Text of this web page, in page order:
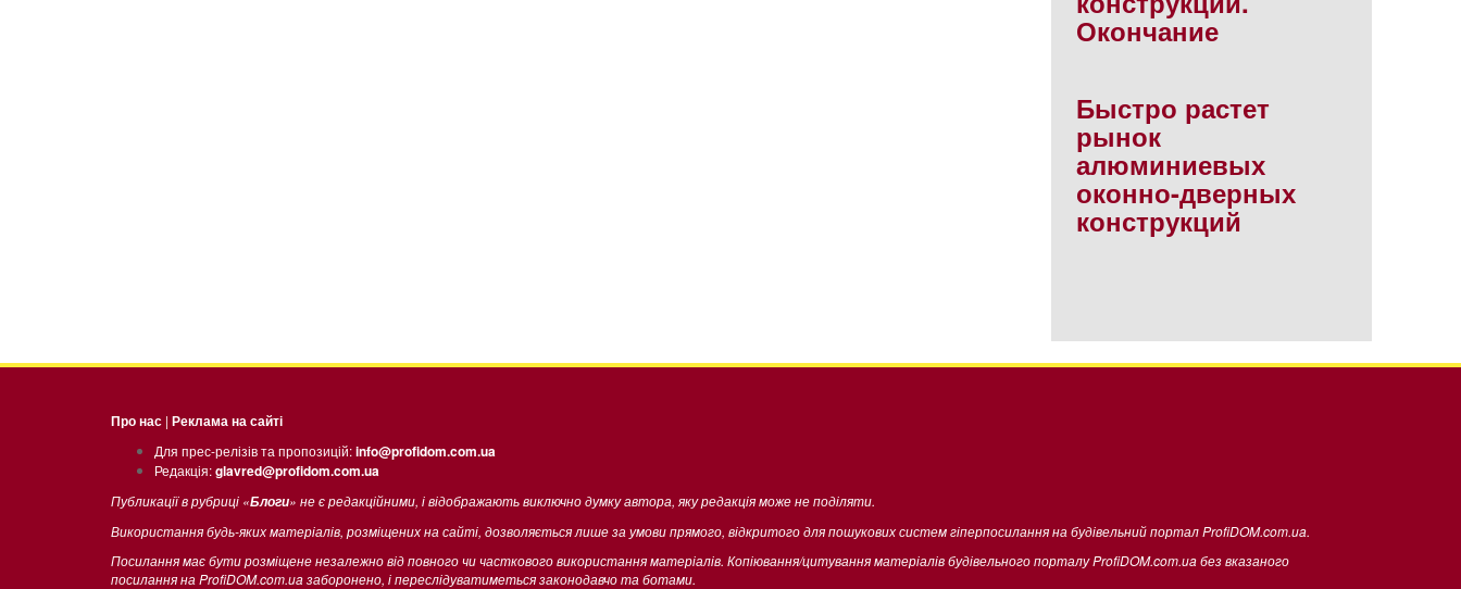
Окончание
Быстро растет
рынок
алюминиевых
оконно-дверных
конструкций
Про нас | Реклама на сайті
Для прес-релізів та пропозицій:info@profidom.com.ua
Редакція:glavred@profidom.com.ua
Публикації в рубриці «Блоги» не є редакційними, і відображають виключно думку автора, яку редакція може не поділяти.
Використання будь-яких матеріалів, розміщених на сайті, дозволяється лише за умови прямого, відкритого для пошукових систем гіперпосилання на будівельний портал ProfiDOM.com.ua.
Посилання має бути розміщене незалежно від повного чи часткового використання матеріалів. Копіювання/цитування матеріалів будівельного порталу ProfiDOM.com.ua без вказаного
посилання на ProfiDOM.com.ua заборонено, і переслідуватиметься законодавчо та ботами.